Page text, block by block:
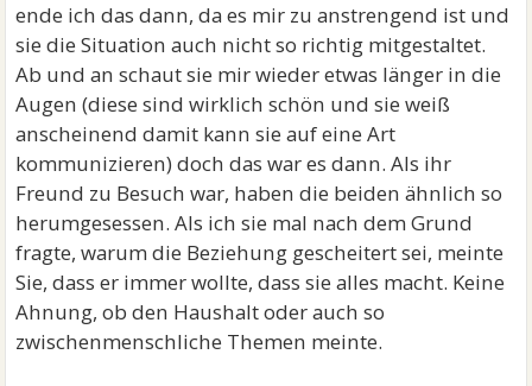
ende ich das dann, da es mir zu anstrengend ist und
sie die Situation auch nicht so richtig mitgestaltet.
Ab und an schaut sie mir wieder etwas länger in die
Augen (diese sind wirklich schön und sie weiß
anscheinend damit kann sie auf eine Art
kommunizieren) doch das war es dann. Als ihr
Freund zu Besuch war, haben die beiden ähnlich so
herumgesessen. Als ich sie mal nach dem Grund
fragte, warum die Beziehung gescheitert sei, meinte
Sie, dass er immer wollte, dass sie alles macht. Keine
Ahnung, ob den Haushalt oder auch so
zwischenmenschliche Themen meinte.